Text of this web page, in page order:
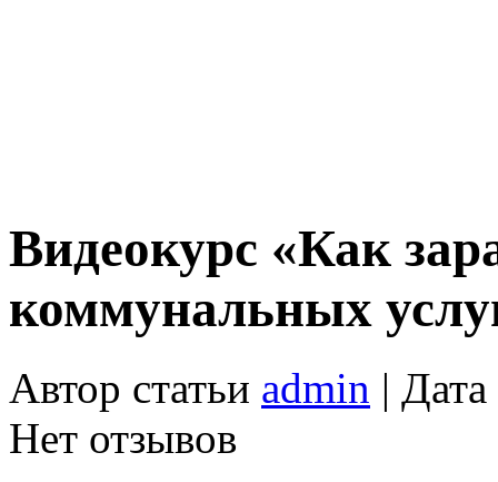
Видеокурс «Как
коммунальных
Автор статьи admin |
Нет отзывов